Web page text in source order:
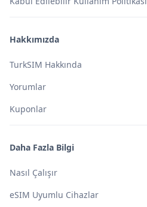
Hakkımızda
TurkSIM Hakkında
Yorumlar
Kuponlar
Daha Fazla Bilgi
Nasıl Çalışır
eSIM Uyumlu Cihazlar